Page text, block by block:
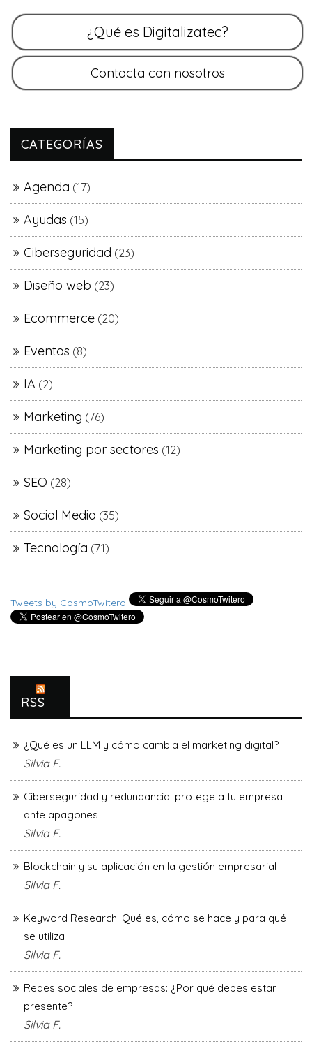
CATEGORÍAS
Agenda (17)
Ayudas (15)
Ciberseguridad (23)
Diseño web (23)
Ecommerce (20)
Eventos (8)
IA (2)
Marketing (76)
Marketing por sectores (12)
SEO (28)
Social Media (35)
Tecnología (71)
Tweets by CosmoTwitero
RSS
¿Qué es un LLM y cómo cambia el marketing digital?
Silvia F.
Ciberseguridad y redundancia: protege a tu empresa
ante apagones
Silvia F.
Blockchain y su aplicación en la gestión empresarial
Silvia F.
Keyword Research: Qué es, cómo se hace y para qué
se utiliza
Silvia F.
Redes sociales de empresas: ¿Por qué debes estar
presente?
Silvia F.